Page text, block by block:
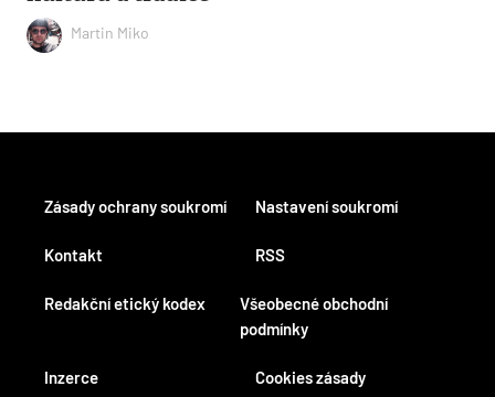
Martin Miko
Kontakt
Redakční etický kodex
Inzerce
RSS
Všeobecné obchodní
podmínky
Cookies zásady
Zásady ochrany soukromí Nastavení soukromí